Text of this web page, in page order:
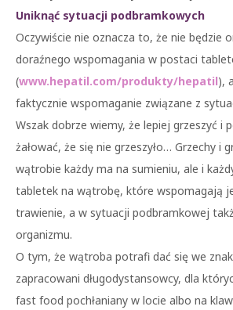
Uniknąć sytuacji podbramkowych
Oczywiście nie oznacza to, że nie będzie
doraźnego wspomagania w postaci
(www.hepatil.com/produkty/hepatil),
faktycznie wspomaganie związane z
Wszak dobrze wiemy, że lepiej grzeszyć i
żałować, że się nie grzeszyło… Grzechy i
wątrobie każdy ma na sumieniu, ale i
tabletek na wątrobę, które wspomagają
trawienie, a w sytuacji podbramkowej
organizmu.
O tym, że wątroba potrafi dać się we
zapracowani długodystansowcy, dla
fast food pochłaniany w locie albo na